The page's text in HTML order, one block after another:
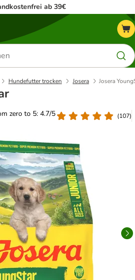
ab 39€
Hundefutter trocken Josera Josera
zero to 5: 4.7/5
(107)